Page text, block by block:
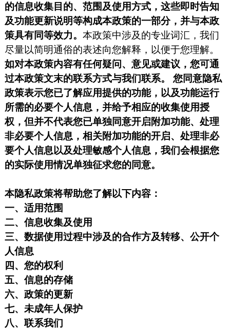
的信息收集目的、范围及使用方式，这些即时告知
及功能更新说明等构成本政策的一部分，并与本政
策具有同等效力。本政策中涉及的专业词汇，我们
尽量以简明通俗的表述向您解释，以便于您理解。
如对本政策内容有任何疑问、意见或建议，您可通
过本政策文末的联系方式与我们联系。
您同意隐私
政策表示您已了解应用提供的功能，以及功能运行
所需的必要个人信息，并给予相应的收集使用授
权，但并不代表您已单独同意开启附加功能、处理
非必要个人信息，相关附加功能的开启、处理非必
要个人信息以及处理敏感个人信息，我们会根据您
的实际使用情况单独征求您的同意。
本隐私政策将帮助您了解以下内容：
一、适用范围
二、信息收集及使用
三、数据使用过程中涉及的合作方及转移、公开个
人信息
四、您的权利
五、信息的存储
六、政策的更新
七、未成年人保护
八、联系我们